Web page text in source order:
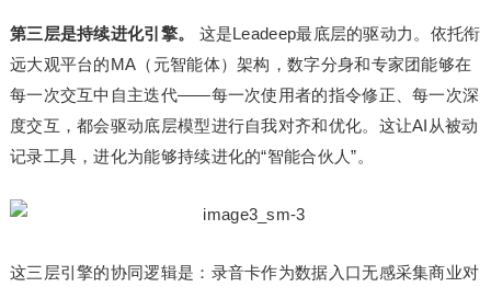
第三层是持续进化引擎。
这是Leadeep最底层的驱动力。依托衔
远大观平台的MA（元智能体）架构，数字分身和专家团能够在
每一次交互中自主迭代——每一次使用者的指令修正、每一次深
度交互，都会驱动底层模型进行自我对齐和优化。这让AI从被动
记录工具，进化为能够持续进化的“智能合伙人”。
这三层引擎的协同逻辑是：录音卡作为数据入口无感采集商业对